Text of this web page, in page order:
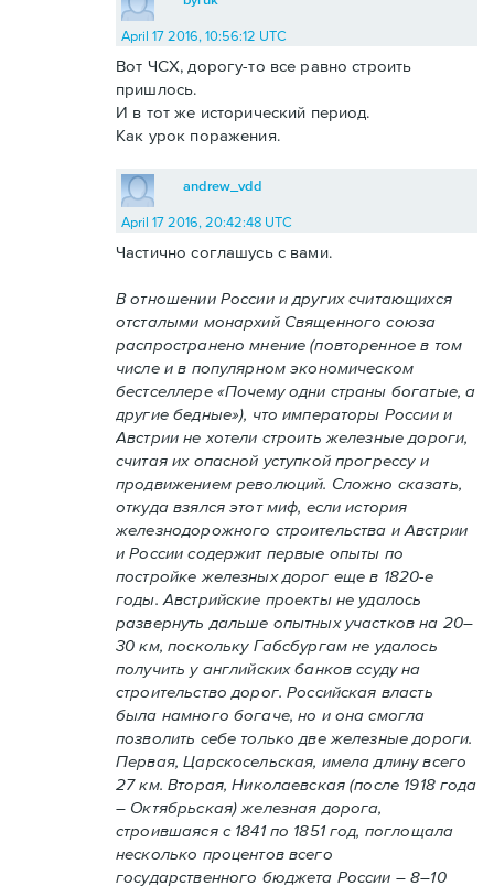
April 17 2016, 10:56:12 UTC
Вот ЧСХ, дорогу-то все равно строить
пришлось.
И в тот же исторический период.
Как урок поражения.
andrew_vdd
April 17 2016, 20:42:48 UTC
Частично соглашусь с вами.
В отношении России и других считающихся
отсталыми монархий Священного союза
распространено мнение (повторенное в том
числе и в популярном экономическом
бестселлере «Почему одни страны богатые, а
другие бедные»), что императоры России и
Австрии не хотели строить железные дороги,
считая их опасной уступкой прогрессу и
продвижением революций. Сложно сказать,
откуда взялся этот миф, если история
железнодорожного строительства и Австрии
и России содержит первые опыты по
постройке железных дорог еще в 1820-е
годы. Австрийские проекты не удалось
развернуть дальше опытных участков на 20–
30 км, поскольку Габсбургам не удалось
получить у английских банков ссуду на
строительство дорог. Российская власть
была намного богаче, но и она смогла
позволить себе только две железные дороги.
Первая, Царскосельская, имела длину всего
27 км. Вторая, Николаевская (после 1918 года
– Октябрьская) железная дорога,
строившаяся с 1841 по 1851 год, поглощала
несколько процентов всего
государственного бюджета России – 8–10